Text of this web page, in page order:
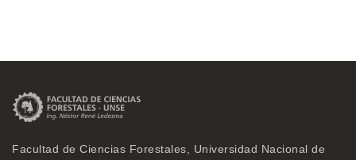
Facultad de Ciencias Forestales, Universidad Nacional de